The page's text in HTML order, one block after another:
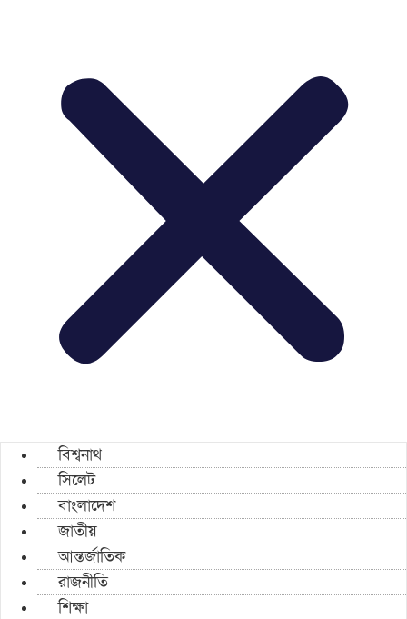
বিশ্বনাথ
সিলেট
বাংলাদেশ
জাতীয়
আন্তর্জাতিক
রাজনীতি
শিক্ষা